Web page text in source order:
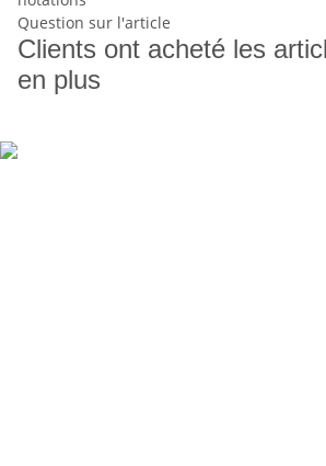
Question sur l'article
Clients ont acheté les
en plus